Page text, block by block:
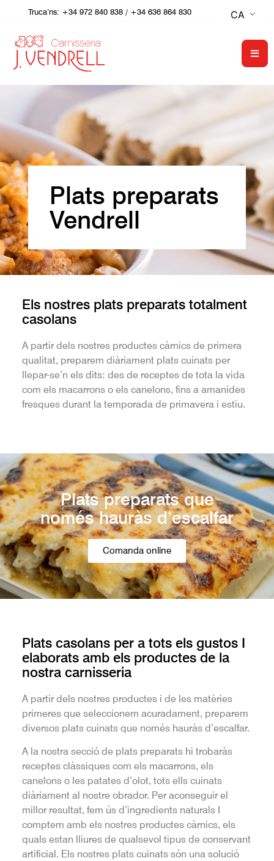
Truca’ns: +34 972 840 838/ +34 636 864 830 CA
Plats preparats
Vendrell
Els nostres plats preparats totalment
casolans
A partir dels nostres productes càrnics de primera
qualitat, preparem diàriament plats cuinats per
llepar-se’n els dits: des de receptes de tota la vida
com els macarrons o els canelons, fins a amanides
fresques durant la temporada de primavera i estiu.
Plats preparats que
només hauràs d’escalfar
Comanda online
Plats casolans per a tots els gustos I
elaborats amb els productes de la
nostra carnisseria
A partir dels nostres productes i de les matèries
primeres que seleccionem acuradament, preparem
diversos plats cuinats que només hauràs d’escalfar.
A la nostra secció de plats preparats hi trobaràs
receptes clàssiques com els macarrons, els
canelons o les patates d’olot, tots ells cuinats
diàriament al nostre obrador. Per aconseguir el
millor resultat, fem ús d’ingredients naturals I
comptem amb els nostres productes càrnics, els
quals estan lliures de qualsevol tipus de conservant
artificial. Els nostres plats cuinats són una solució